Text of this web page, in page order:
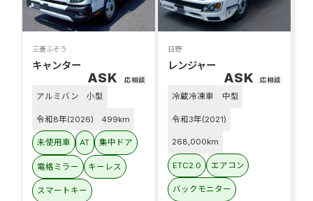
三菱ふそう
キャンター
ASK 応相談
アルミバン 小型
令和8年(2026) 499km
未使用車 AT 集中ドア
電格ミラー キーレス
スマートキー
日野
レンジャー
ASK 応相談
冷蔵冷凍車 中型
令和3年(2021)
268,000km
ETC2.0 エアコン
バックモニター